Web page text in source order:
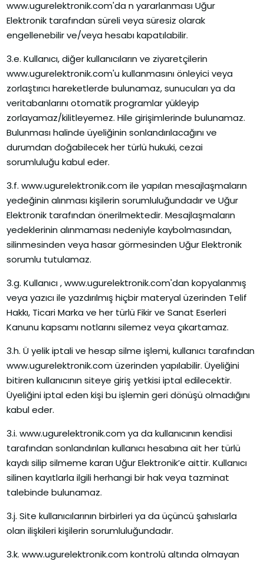
www.ugurelektronik.com'da n yararlanması Uğur
Elektronik tarafından süreli veya süresiz olarak
engellenebilir ve/veya hesabı kapatılabilir.
3.e. Kullanıcı, diğer kullanıcıların ve ziyaretçilerin
www.ugurelektronik.com'u kullanmasını önleyici veya
zorlaştırıcı hareketlerde bulunamaz, sunucuları ya da
veritabanlarını otomatik programlar yükleyip
zorlayamaz/kilitleyemez. Hile girişimlerinde bulunamaz.
Bulunması halinde üyeliğinin sonlandırılacağını ve
durumdan doğabilecek her türlü hukuki, cezai
sorumluluğu kabul eder.
3.f. www.ugurelektronik.com ile yapılan mesajlaşmaların
yedeğinin alınması kişilerin sorumluluğundadır ve Uğur
Elektronik tarafından önerilmektedir. Mesajlaşmaların
yedeklerinin alınmaması nedeniyle kaybolmasından,
silinmesinden veya hasar görmesinden Uğur Elektronik
sorumlu tutulamaz.
3.g. Kullanıcı , www.ugurelektronik.com'dan kopyalanmış
veya yazıcı ile yazdırılmış hiçbir materyal üzerinden Telif
Hakkı, Ticari Marka ve her türlü Fikir ve Sanat Eserleri
Kanunu kapsamı notlarını silemez veya çıkartamaz.
3.h. Ü yelik iptali ve hesap silme işlemi, kullanıcı tarafından
www.ugurelektronik.com üzerinden yapılabilir. Üyeliğini
bitiren kullanıcının siteye giriş yetkisi iptal edilecektir.
Üyeliğini iptal eden kişi bu işlemin geri dönüşü olmadığını
kabul eder.
3.i. www.ugurelektronik.com ya da kullanıcının kendisi
tarafından sonlandırılan kullanıcı hesabına ait her türlü
kaydı silip silmeme kararı Uğur Elektronik’e aittir. Kullanıcı
silinen kayıtlarla ilgili herhangi bir hak veya tazminat
talebinde bulunamaz.
3.j. Site kullanıcılarının birbirleri ya da üçüncü şahıslarla
olan ilişkileri kişilerin sorumluluğundadır.
3.k. www.ugurelektronik.com kontrolü altında olmayan